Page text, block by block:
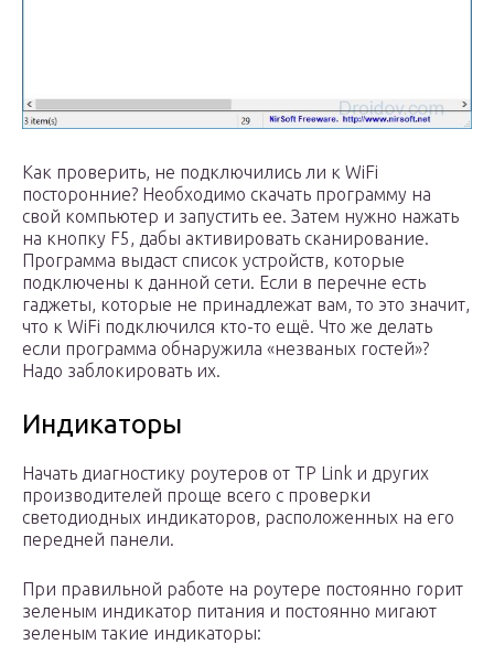
Как проверить, не подключились ли к WiFi
посторонние? Необходимо скачать программу на
свой компьютер и запустить ее. Затем нужно нажать
на кнопку F5, дабы активировать сканирование.
Программа выдаст список устройств, которые
подключены к данной сети. Если в перечне есть
гаджеты, которые не принадлежат вам, то это значит,
что к WiFi подключился кто-то ещё. Что же делать
если программа обнаружила «незваных гостей»?
Надо заблокировать их.
Индикаторы
Начать диагностику роутеров от TP Link и других
производителей проще всего с проверки
светодиодных индикаторов, расположенных на его
передней панели.
При правильной работе на роутере постоянно горит
зеленым индикатор питания и постоянно мигают
зеленым такие индикаторы: